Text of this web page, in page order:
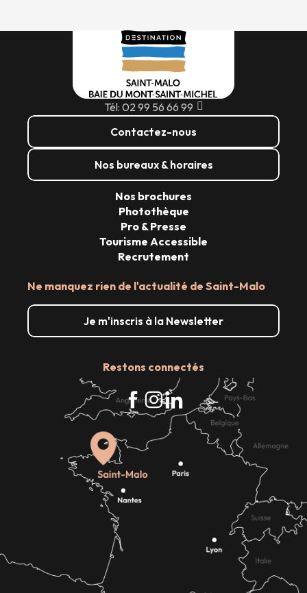
Tél: 02 99 56 66 99
Contactez-nous
Nos bureaux & horaires
Ne manquez rien de l'actualité de Saint-Malo
Je m'inscris à la Newsletter
Restons connectés
Nos brochures
Photothèque
Pro & Presse
Tourisme Accessible
Recrutement